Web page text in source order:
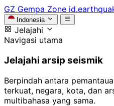
GZ Gempa Zone
Indonesia
Jelajahi
Navigasi utama
Jelajahi arsip seismik
Berpindah antara
terkuat, negara, kota, dan
multibahasa yang sama.